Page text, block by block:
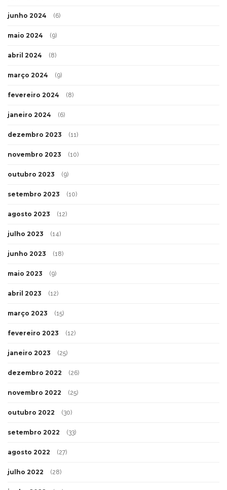
junho 2024 (6)
maio 2024 (9)
abril 2024 (8)
março 2024 (9)
fevereiro 2024 (8)
janeiro 2024 (6)
dezembro 2023 (11)
novembro 2023 (10)
outubro 2023 (9)
setembro 2023 (10)
agosto 2023 (12)
julho 2023 (14)
junho 2023 (18)
maio 2023 (9)
abril 2023 (12)
março 2023 (15)
fevereiro 2023 (12)
janeiro 2023 (25)
dezembro 2022 (26)
novembro 2022 (25)
outubro 2022 (30)
setembro 2022 (33)
agosto 2022 (27)
julho 2022 (28)